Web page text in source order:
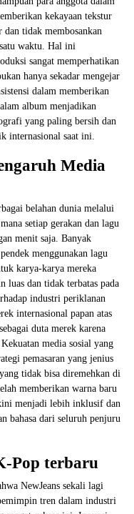
kekayaan tekstur
dan tidak membosankan
waktu. Hal ini
sangat memperhatikan
hanya sekadar mengejar
dalam memberikan
album menjadikan
yang paling bersih dan
internasional saat ini.
Media
belahan dunia melalui
setiap gerakan dan lagu
menit saja. Banyak
menggunakan lagu
karya-karya mereka
luas dan tidak terbatas pada
industri periklanan
internasional papan atas
duta merek karena
media sosial yang
pemasaran yang jenius
tidak bisa diremehkan di
memberikan warna baru
menjadi lebih inklusif dan
bahasa dari seluruh penjuru
Pop terbaru
NewJeans sekali lagi
tren dalam industri